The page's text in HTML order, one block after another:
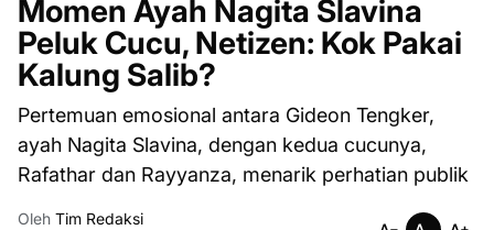
Momen Ayah Nagita Slavina
Peluk Cucu, Netizen: Kok Pakai
Kalung Salib?
Pertemuan emosional antara Gideon Tengker,
ayah Nagita Slavina, dengan kedua cucunya,
Rafathar dan Rayyanza, menarik perhatian publik
Oleh Tim Redaksi